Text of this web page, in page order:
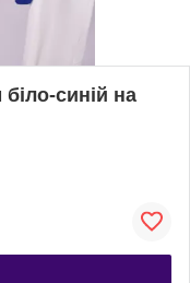
синій на